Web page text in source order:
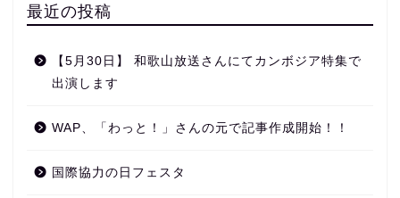
最近の投稿
【5月30日】 和歌山放送さんにてカンボジア特集で
出演します
WAP、「わっと！」さんの元で記事作成開始！！
国際協力の日フェスタ